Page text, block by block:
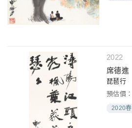
2022
席德進
琵琶行
預估價
2020